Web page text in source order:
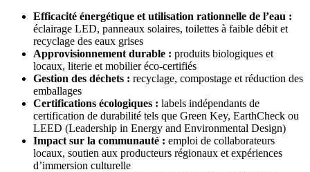
Efficacité énergétique et utilisation rationnelle de l’eau :
éclairage LED, panneaux solaires, toilettes à faible débit et
recyclage des eaux grises
Approvisionnement durable : produits biologiques et
locaux, literie et mobilier éco-certifiés
Gestion des déchets : recyclage, compostage et réduction des
emballages
Certifications écologiques : labels indépendants de
certification de durabilité tels que Green Key, EarthCheck ou
LEED (Leadership in Energy and Environmental Design)
Impact sur la communauté : emploi de collaborateurs
locaux, soutien aux producteurs régionaux et expériences
d’immersion culturelle